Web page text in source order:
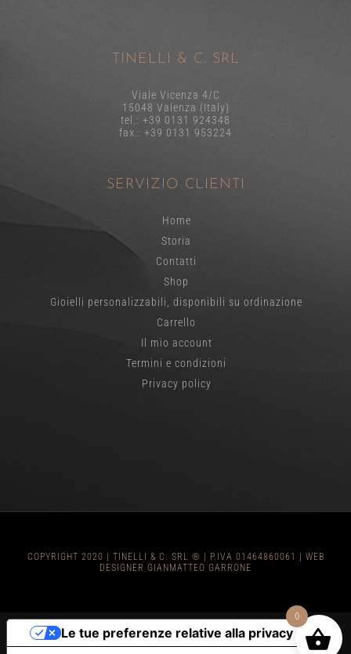
TINELLI & C. SRL
Viale Vicenza 4/C
15048 Valenza (Italy)
tel.: +39 0131 924348
fax.: +39 0131 953224
SERVIZIO CLIENTI
Home
Storia
Contatti
Shop
Gioielli personalizzabili, disponibili su ordinazione
Carrello
Il mio account
Termini e condizioni
Privacy policy
COPYRIGHT 2020 | TINELLI & C. SRL ® | P.IVA 01464860061 | WEB
DESIGNER GIANMATTEO GARRONE
0
Le tue preferenze relative alla privacy